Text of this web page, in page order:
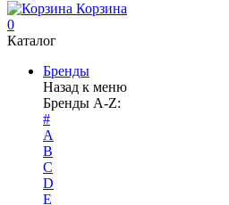
Корзина
0
Каталог
Бренды
Назад к меню
Бренды A-Z:
#
A
B
C
D
E